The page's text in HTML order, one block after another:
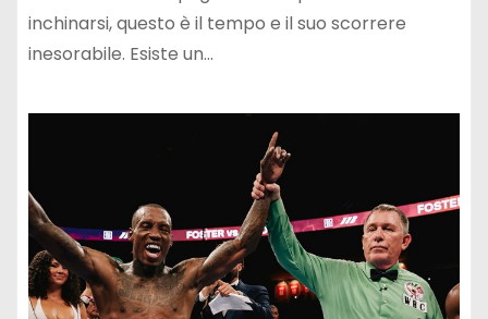
inchinarsi, questo è il tempo e il suo scorrere
inesorabile. Esiste un…